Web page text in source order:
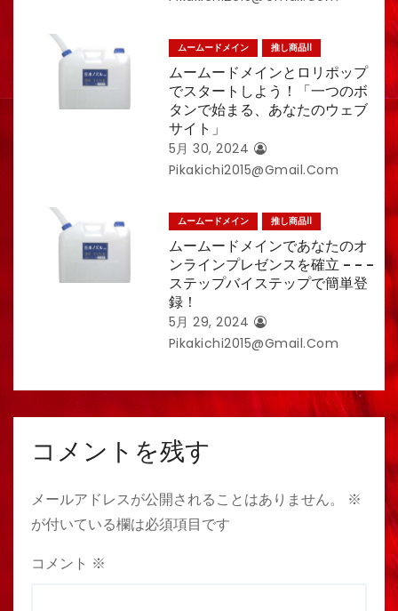
ムームードメイン 推し商品II
ムームードメインとロリポップ
でスタートしよう！「一つのボ
タンで始まる、あなたのウェブ
サイト」
5月 30, 2024
Pikakichi2015@gmail.com
ムームードメイン 推し商品II
ムームードメインであなたのオ
ンラインプレゼンスを確立 – – –
ステップバイステップで簡単登
録！
5月 29, 2024
Pikakichi2015@gmail.com
コメントを残す
メールアドレスが公開されることはありません。
※
が付いている欄は必須項目です
コメント ※